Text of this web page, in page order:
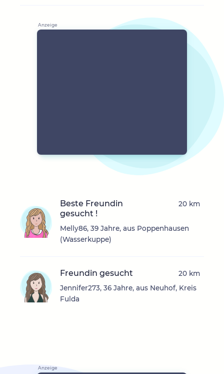
Beste Freundin
gesucht !
Melly86, 39 Jahre, aus Poppenhausen
(Wasserkuppe)
20 km
Freundin gesucht
Jennifer273, 36 Jahre, aus Neuhof, Kreis
Fulda
20 km